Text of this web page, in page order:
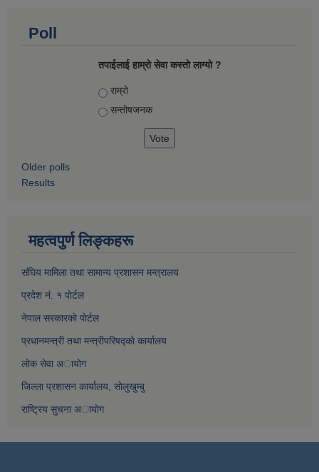
Poll
तपाईलाई हाम्रो सेवा कस्तो लाग्यो ?
Choices
राम्रो
सन्तोषज‍नक
Older polls
Results
महत्वपुर्ण लिङ्कहरू
संघिय मामिला तथा सामान्य प्रशासन मन्त्रालय
प्रदेश नं. १ पाेर्टल
नेपाल सरकारकाे पाेर्टल
प्रधानमन्त्री तथा मन्त्रीपरिषद्काे कार्यालय
लाेक सेवा अायाेग
जिल्ला प्रशासन कार्यालय, साेलुखुम्बु
राष्ट्रिय सुचना अायाेग